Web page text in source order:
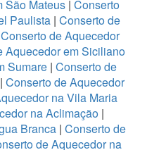
São Mateus | Conserto
Paulista | Conserto de
Conserto de Aquecedor
Aquecedor em Siciliano
Sumare | Conserto de
| Conserto de Aquecedor
na Vila Maria
na Aclimação |
Branca| Conserto de
de Aquecedor na